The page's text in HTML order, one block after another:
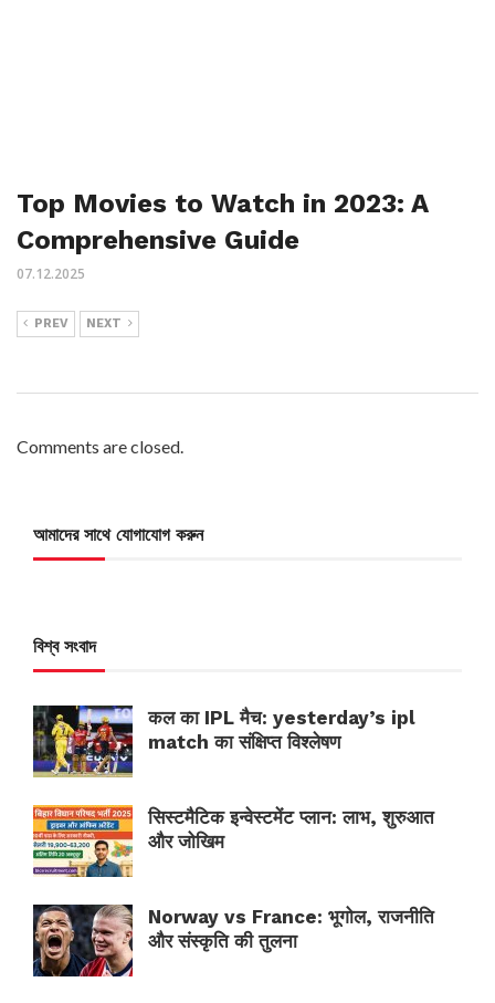
Top Movies to Watch in 2023: A
Comprehensive Guide
07.12.2025
PREV NEXT
Comments are closed.
আমাদের সাথে যোগাযোগ করুন
বিশ্ব সংবাদ
कल का IPL मैच: yesterday’s ipl
match का संक्षिप्त विश्लेषण
सिस्टमैटिक इन्वेस्टमेंट प्लान: लाभ, शुरुआत
और जोखिम
Norway vs France: भूगोल, राजनीति
और संस्कृति की तुलना